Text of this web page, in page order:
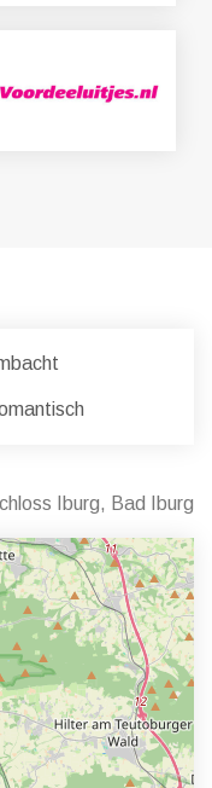
Iburg, Bad Iburg